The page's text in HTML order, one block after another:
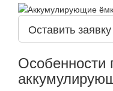
Оставить заявку
Особенности